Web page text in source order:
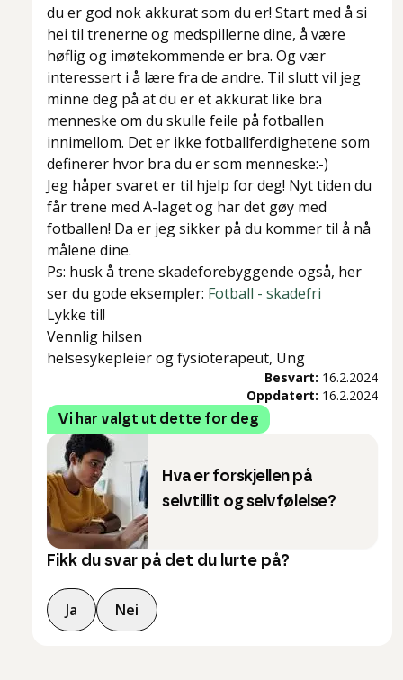
du er god nok akkurat som du er! Start med å si
hei til trenerne og medspillerne dine, å være
høflig og imøtekommende er bra. Og vær
interessert i å lære fra de andre. Til slutt vil jeg
minne deg på at du er et akkurat like bra
menneske om du skulle feile på fotballen
innimellom. Det er ikke fotballferdighetene som
definerer hvor bra du er som menneske:-)
Jeg håper svaret er til hjelp for deg! Nyt tiden du
får trene med A-laget og har det gøy med
fotballen! Da er jeg sikker på du kommer til å nå
målene dine.
Ps: husk å trene skadeforebyggende også, her
ser du gode eksempler: Fotball - skadefri
Lykke til!
Vennlig hilsen
helsesykepleier og fysioterapeut, Ung
Besvart: 16.2.2024
Oppdatert: 16.2.2024
Vi har valgt ut dette for deg
Hva er forskjellen på
selvtillit og selvfølelse?
Fikk du svar på det du lurte på?
Ja Nei